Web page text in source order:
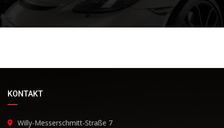
KONTAKT
Willy-Messerschmitt-Straße 7